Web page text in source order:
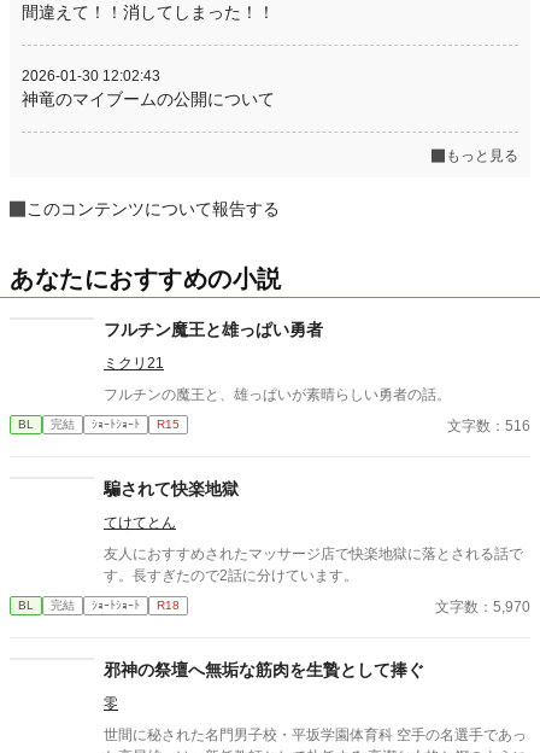
間違えて！！消してしまった！！
2026-01-30 12:02:43
神竜のマイブームの公開について
もっと見る
このコンテンツについて報告する
あなたにおすすめの小説
フルチン魔王と雄っぱい勇者
ミクリ21
フルチンの魔王と、雄っぱいが素晴らしい勇者の話。
BL 完結 ｼｮｰﾄｼｮｰﾄ R15 文字数：516
騙されて快楽地獄
てけてとん
友人におすすめされたマッサージ店で快楽地獄に落とされる話で
す。長すぎたので2話に分けています。
BL 完結 ｼｮｰﾄｼｮｰﾄ R18 文字数：5,970
邪神の祭壇へ無垢な筋肉を生贄として捧ぐ
零
世間に秘された名門男子校・平坂学園体育科 空手の名選手であっ